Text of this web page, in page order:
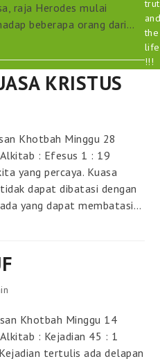
raja Herodes mulai
beberapa orang dari…
KRISTUS
Khotbah Minggu 28
: Efesus 1 : 19
yang percaya. Kuasa
dapat dibatasi dengan
yang dapat membatasi…
Khotbah Minggu 14
: Kejadian 45 : 1
tertulis ada delapan
the
life
!!!